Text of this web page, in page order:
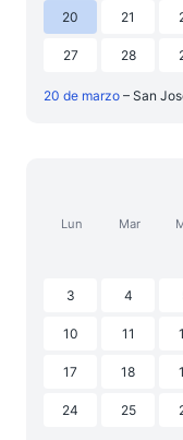
20 21
27 28
20 de marzo – San
Lun Mar
3 4
10 11
17 18
24 25